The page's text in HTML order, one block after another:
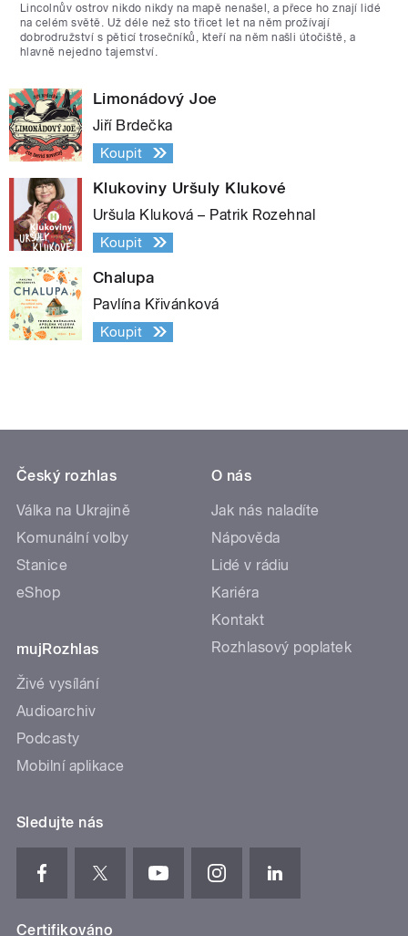
Lincolnův ostrov nikdo nikdy na mapě nenašel, a přece ho znají lidé
na celém světě. Už déle než sto třicet let na něm prožívají
dobrodružství s pěticí trosečníků, kteří na něm našli útočiště, a
hlavně nejedno tajemství.
Limonádový Joe
Jiří Brdečka
Koupit
Klukoviny Uršuly Klukové
Uršula Kluková – Patrik Rozehnal
Koupit
Chalupa
Pavlína Křivánková
Koupit
Český rozhlas
Válka na Ukrajině
Komunální volby
Stanice
eShop
mujRozhlas
Živé vysílání
Audioarchiv
Podcasty
Mobilní aplikace
O nás
Jak nás naladíte
Nápověda
Lidé v rádiu
Kariéra
Kontakt
Rozhlasový poplatek
Sledujte nás
Certifikováno